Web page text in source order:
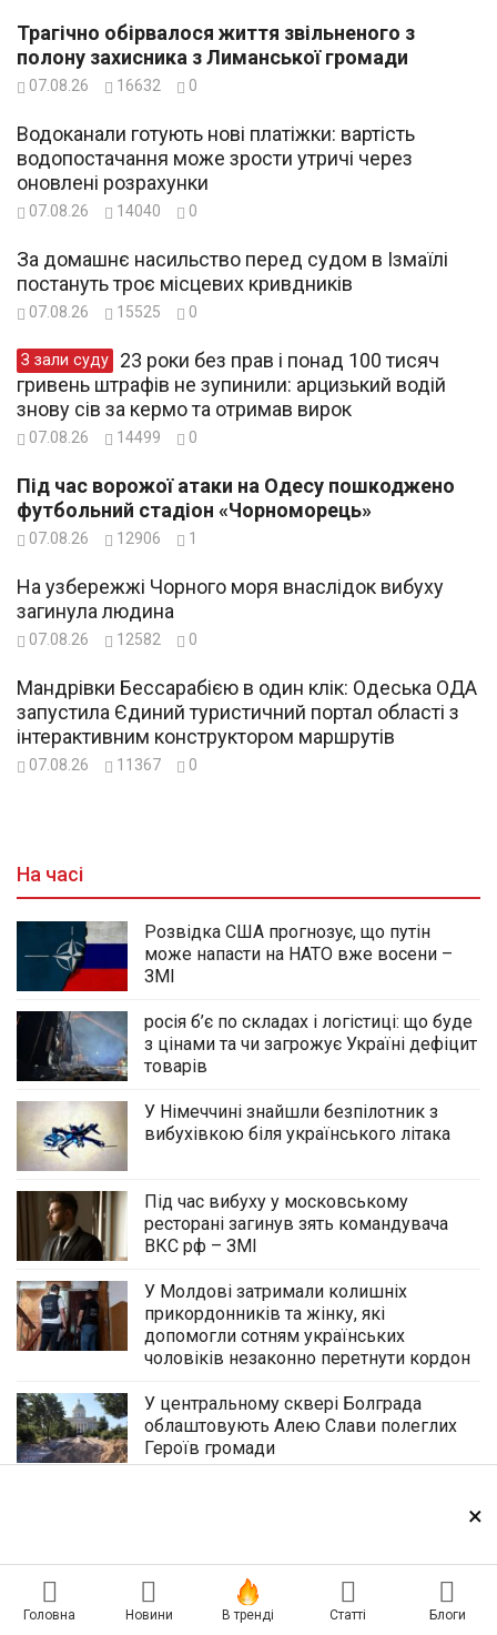
Трагічно обірвалося життя звільненого з
полону захисника з Лиманської громади
07.08.26 16632 0
Водоканали готують нові платіжки: вартість
водопостачання може зрости утричі через
оновлені розрахунки
07.08.26 14040 0
За домашнє насильство перед судом в Ізмаїлі
постануть троє місцевих кривдників
07.08.26 15525 0
З зали суду
гривень штрафів не зупинили: арцизький водій
знову сів за кермо та отримав вирок
07.08.26 14499 0
Під час ворожої атаки на Одесу пошкоджено
футбольний стадіон «Чорноморець»
07.08.26 12906 1
На узбережжі Чорного моря внаслідок вибуху
загинула людина
07.08.26 12582 0
Мандрівки Бессарабією в один клік: Одеська ОДА
запустила Єдиний туристичний портал області з
інтерактивним конструктором маршрутів
07.08.26 11367 0
На часі
Розвідка США прогнозує, що путін
може напасти на НАТО вже восени –
ЗМІ
росія б’є по складах і логістиці: що буде
з цінами та чи загрожує Україні дефіцит
товарів
У Німеччині знайшли безпілотник з
вибухівкою біля українського літака
Під час вибуху у московському
ресторані загинув зять командувача
ВКС рф – ЗМІ
У Молдові затримали колишніх
прикордонників та жінку, які
допомогли сотням українських
чоловіків незаконно перетнути кордон
У центральному сквері Болграда
облаштовують Алею Слави полеглих
Героїв громади
×
Головна Новини В тренді Статті Блоги